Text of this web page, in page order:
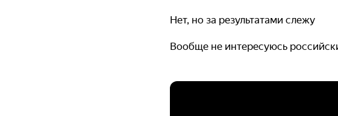
Нет, но за результатами слежу
Вообще не интересуюсь